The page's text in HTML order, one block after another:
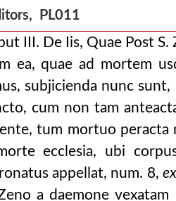
PL011
III. De Iis, Quae Post
ea, quae ad mortem
subjicienda nunc
cum non tam
tum mortuo peracta
ecclesia, ubi
appellat, num. 8,
a daemone vexatam